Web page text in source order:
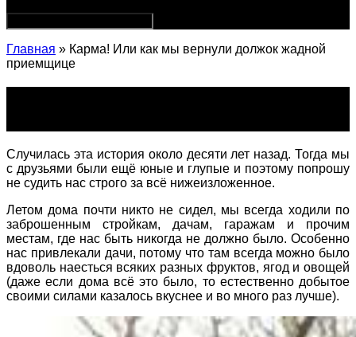
Главная » Карма! Или как мы вернули должок жадной
приемщице
Случилась эта история около десяти лет назад. Тогда мы
с друзьями были ещё юные и глупые и поэтому попрошу
не судить нас строго за всё нижеизложенное.
Летом дома почти никто не сидел, мы всегда ходили по
заброшенным стройкам, дачам, гаражам и прочим
местам, где нас быть никогда не должно было. Особенно
нас привлекали дачи, потому что там всегда можно было
вдоволь наесться всяких разных фруктов, ягод и овощей
(даже если дома всё это было, то естественно добытое
своими силами казалось вкуснее и во много раз лучше).